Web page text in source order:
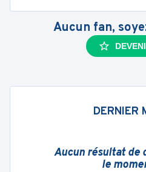
Aucun fan,
DERNIER
Aucun résultat de
le